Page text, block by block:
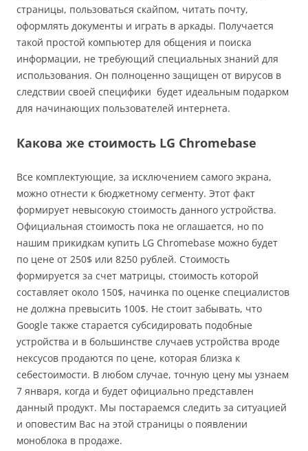
страницы, пользоваться скайпом, читать почту,
оформлять документы и играть в аркады. Получается
такой простой компьютер для общения и поиска
информации, не требующий специальных знаний для
использования. Он полноценно защищен от вирусов в
следствии своей специфики будет идеальным подарком
для начинающих пользователей интернета.
Какова же стоимость LG Chromebase
Все комплектующие, за исключением самого экрана,
можно отнести к бюджетному сегменту. Этот факт
формирует невысокую стоимость данного устройства.
Официальная стоимость пока не оглашается, но по
нашим прикидкам купить LG Chromebase можно будет
по цене от 250$ или 8250 рублей. Стоимость
формируется за счет матрицы, стоимость которой
составляет около 150$, начинка по оценке специалистов
не должна превысить 100$. Не стоит забывать, что
Google также старается субсидировать подобные
устройства и в большинстве случаев устройства вроде
нексусов продаются по цене, которая близка к
себестоимости. В любом случае, точную цену мы узнаем
7 января, когда и будет официально представлен
данный продукт. Мы постараемся следить за ситуацией
и оповестим Вас на этой страницы о появлении
моноблока в продаже.